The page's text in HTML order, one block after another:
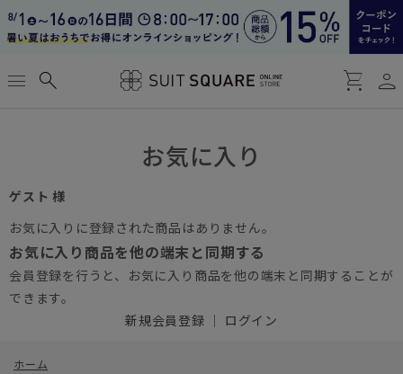
menu search shopping_cart person
お気に入り
ゲスト 様
お気に入りに登録された商品はありません。
お気に入り商品を他の端末と同期する
会員登録を行うと、お気に入り商品を他の端末と同期することが
できます。
新規会員登録 ｜ ログイン
ホーム